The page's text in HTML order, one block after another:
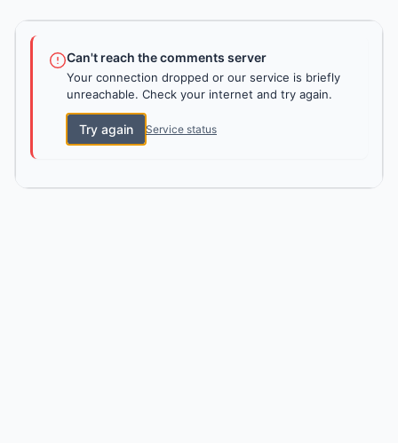
Can't reach the comments server
Your connection dropped or our service is briefly
unreachable. Check your internet and try again.
Try again Service status